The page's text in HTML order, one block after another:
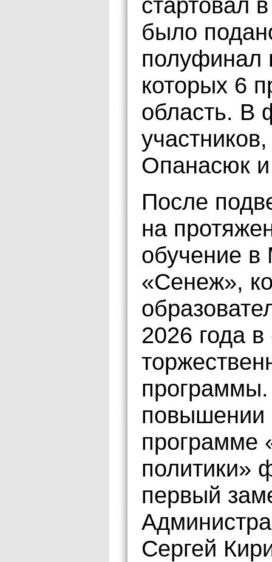
было
полуфинал
которых 6
область. В
Опанасюк
После
на
обучение в
«Сенеж»,
2026 года
повышении
программе
политики»
первый
Сергей